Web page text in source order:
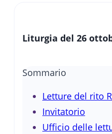
Liturgia del 26
Sommario
Letture del rito
Invitatorio
Ufficio delle